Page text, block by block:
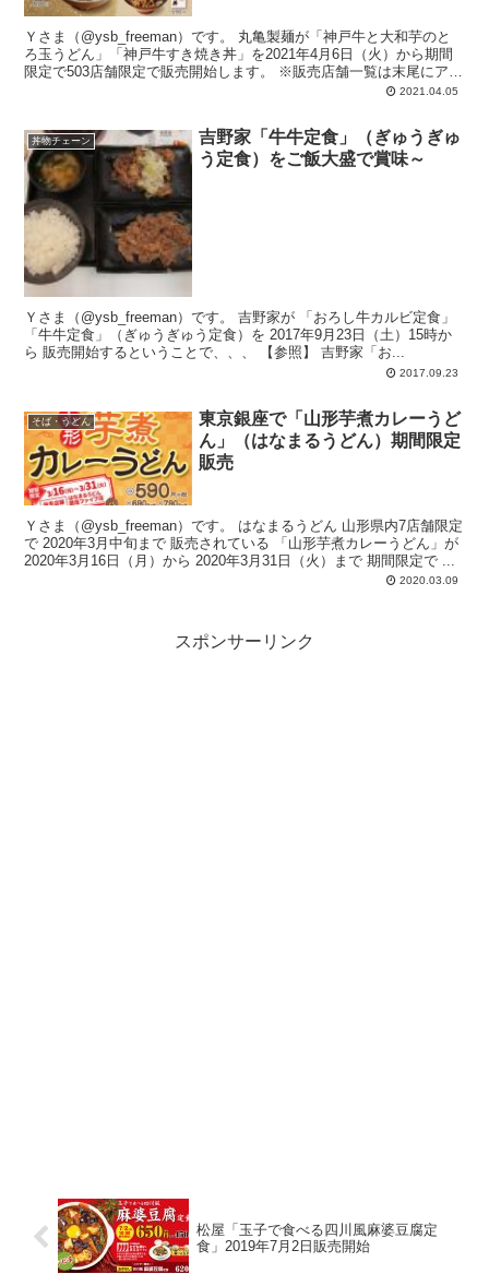
Ｙさま（@ysb_freeman）です。 丸亀製麺が「神戸牛と大和芋のと
ろ玉うどん」「神戸牛すき焼き丼」を2021年4月6日（火）から期間
限定で503店舗限定で販売開始します。 ※販売店舗一覧は末尾にアッ
2021.04.05
丼物チェーン
吉野家「牛牛定食」（ぎゅうぎゅ
う定食）をご飯大盛で賞味～
Ｙさま（@ysb_freeman）です。 吉野家が 「おろし牛カルビ定食」
「牛牛定食」（ぎゅうぎゅう定食）を 2017年9月23日（土）15時か
ら 販売開始するということで、、、 【参照】 吉野家「お...
2017.09.23
そば・うどん
東京銀座で「山形芋煮カレーうど
ん」（はなまるうどん）期間限定
販売
Ｙさま（@ysb_freeman）です。 はなまるうどん 山形県内7店舗限定
で 2020年3月中旬まで 販売されている 「山形芋煮カレーうどん」が
2020年3月16日（月）から 2020年3月31日（火）まで 期間限定で ...
2020.03.09
スポンサーリンク
松屋「玉子で食べる四川風麻婆豆腐定
食」2019年7月2日販売開始